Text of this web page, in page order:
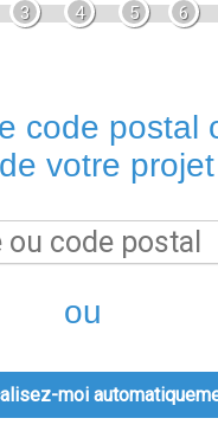
3 4 5 6
code postal
votre
ou
moi